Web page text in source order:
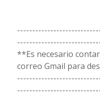
**Es necesario
correo Gmail para